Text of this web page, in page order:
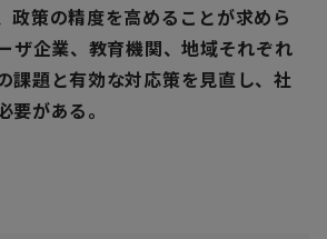
政策の精度を高めることが求めら
ザ企業、教育機関、地域それぞれ
課題と有効な対応策を見直し、社
要がある。